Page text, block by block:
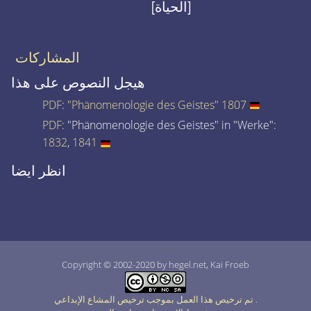
[الحياة]
المشاركات
هيجل النصوص على هذا
PDF: "Phänomenologie des Geistes" 1807
PDF: "Phänomenologie des Geistes" in "Werke":
1832, 1841
انظر ايضا
Copyright © 2002-2020 by hegel.net, Kai Froeb
.